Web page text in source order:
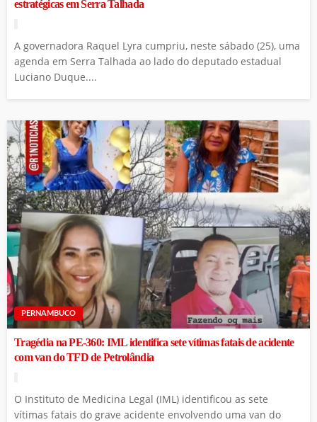
estratégicas em Serra Talhada
A governadora Raquel Lyra cumpriu, neste sábado (25), uma
agenda em Serra Talhada ao lado do deputado estadual
Luciano Duque....
PERNAMBUCO
Tragédia na PE-360: IML identifica sete vítimas fatais de acidente
com van do TFD de Petrolândia
O Instituto de Medicina Legal (IML) identificou as sete
vítimas fatais do grave acidente envolvendo uma van do